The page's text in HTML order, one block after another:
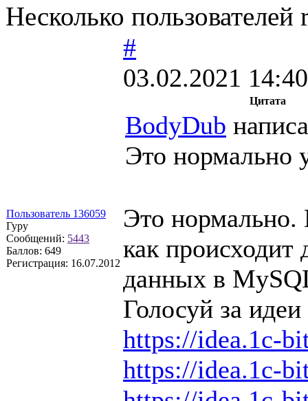
Несколько
Пользователь 136059
Гуру
Сообщений: 5443
Баллов: 649
Регистрация: 16.07.2012
#
03.02.2021
Цитата
BodyDub
Это нормально
Это нормально.
как происходит
данных в
Голосуй за
https://idea.1c-
https://idea.1c-